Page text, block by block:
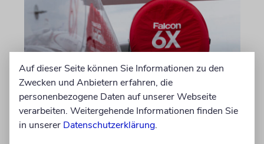
DUBLIN
Wegen Israel-Boykott:
Auf dieser Seite können Sie Informationen zu den
Zwecken und Anbietern erfahren, die
personenbezogene Daten auf unserer Webseite
verarbeiten. Weitergehende Informationen finden Sie
in unserer Datenschutzerklärung.